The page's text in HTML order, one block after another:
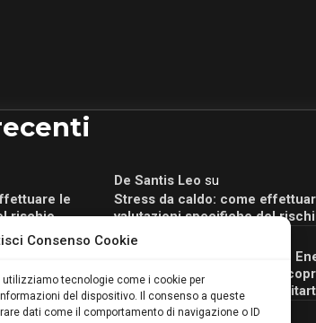
Consenso Cookie
utilizziamo tecnologie come i cookie per
del dispositivo. Il consenso a queste
dati come il comportamento di navigazione o ID
le
rischio
De Santis Leo su
Stress da caldo: come
valutazioni specifiche del
scopri il Corso
Romeo Myrtaj
Portale per la Certificazione
attivo anche in Campania:
Blumatica da 80 Ore per